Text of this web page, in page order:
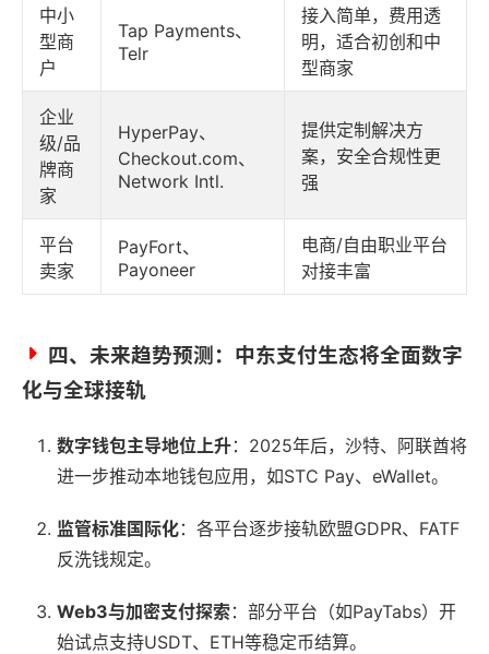
中小
型商
户
Tap Payments、
Telr
接入简单，费用透
明，适合初创和中
型商家
企业
级/品
牌商
家
HyperPay、
Checkout.com、
Network Intl.
提供定制解决方
案，安全合规性更
强
平台
卖家
PayFort、
Payoneer
电商/自由职业平台
对接丰富
四、未来趋势预测：中东支付生态将全面数字
化与全球接轨
数字钱包主导地位上升：2025年后，沙特、阿联酋将
进一步推动本地钱包应用，如STC Pay、eWallet。
监管标准国际化：各平台逐步接轨欧盟GDPR、FATF
反洗钱规定。
Web3与加密支付探索：部分平台（如PayTabs）开
始试点支持USDT、ETH等稳定币结算。